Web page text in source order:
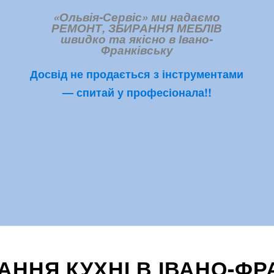
«Ольвія-Сервіс» ми надаємо
РЕМОНТ,ЗБИРАННЯ МЕБЛІВ
швидко та якісно в Івано-
Франківську
Досвід не продається з інструментами
— спитай у професіонала!!
КУХНІ В ІВАНО-